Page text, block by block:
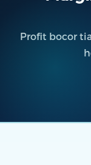
Profit bocor